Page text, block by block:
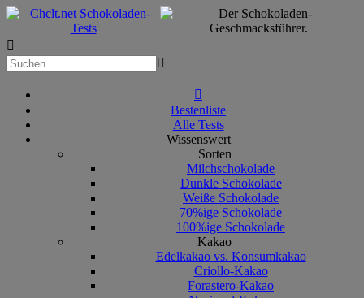



Bestenliste
Alle Tests
Wissenswert
Sorten
Milchschokolade
Dunkle Schokolade
Weiße Schokolade
70%ige Schokolade
100%ige Schokolade
Kakao
Edelkakao vs. Konsumkakao
Criollo-Kakao
Forastero-Kakao